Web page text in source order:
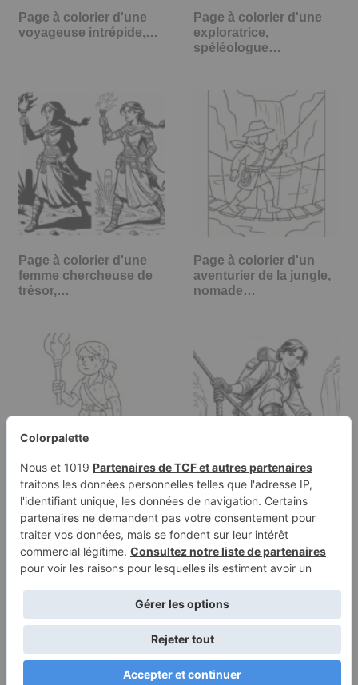
Page à colorier d'une
voyageuse intrépide,…
Page à colorier d'une
exploratrice,
spéléologue…
Page à colorier d'une
femme chercheuse de
trésor,…
Page à colorier d'un
aventurier de la jungle,
nomade…
Page à colorier d'une
vagabonde féminine,
enquêtrice…
Page de coloriage
d'une héroïne intrépide,
…